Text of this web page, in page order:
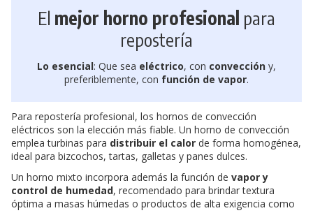
El mejor horno profesional para
repostería
Lo esencial: Que sea eléctrico, con convección y,
preferiblemente, con función de vapor.
Para repostería profesional, los hornos de convección
eléctricos son la elección más fiable. Un horno de convección
emplea turbinas para distribuir el calor de forma homogénea,
ideal para bizcochos, tartas, galletas y panes dulces.
Un horno mixto incorpora además la función de vapor y
control de humedad, recomendado para brindar textura
óptima a masas húmedas o productos de alta exigencia como